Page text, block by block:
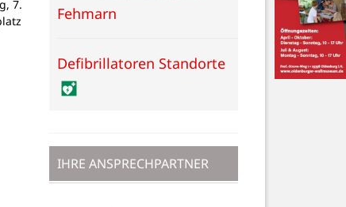
7.
Fehmarn
Defibrillatoren Standorte
IHRE ANSPRECHPARTNER